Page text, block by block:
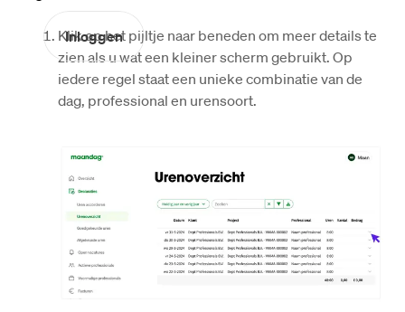
Inloggen
Klik op het pijltje naar beneden om meer details te
zien als u wat een kleiner scherm gebruikt. Op
iedere regel staat een unieke combinatie van de
dag, professional en urensoort.